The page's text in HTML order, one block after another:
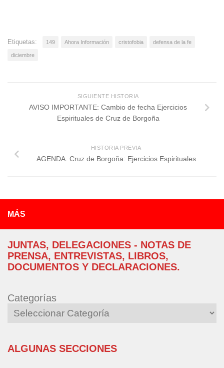
Etiquetas: 149 Ahora Información cristofobia defensa de la fe
diciembre
SIGUIENTE HISTORIA
AVISO IMPORTANTE: Cambio de fecha Ejercicios
Espirituales de Cruz de Borgoña
HISTORIA PREVIA
AGENDA. Cruz de Borgoña: Ejercicios Espirituales
MÁS
JUNTAS, DELEGACIONES - NOTAS DE
PRENSA, ENTREVISTAS, LIBROS,
DOCUMENTOS Y DECLARACIONES.
Categorías
ALGUNAS SECCIONES